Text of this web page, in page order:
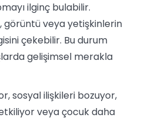
ilginç bulabilir.
görüntü veya yetişkinlerin
çekebilir. Bu durum
gelişimsel merakla
sosyal ilişkileri bozuyor,
veya çocuk daha